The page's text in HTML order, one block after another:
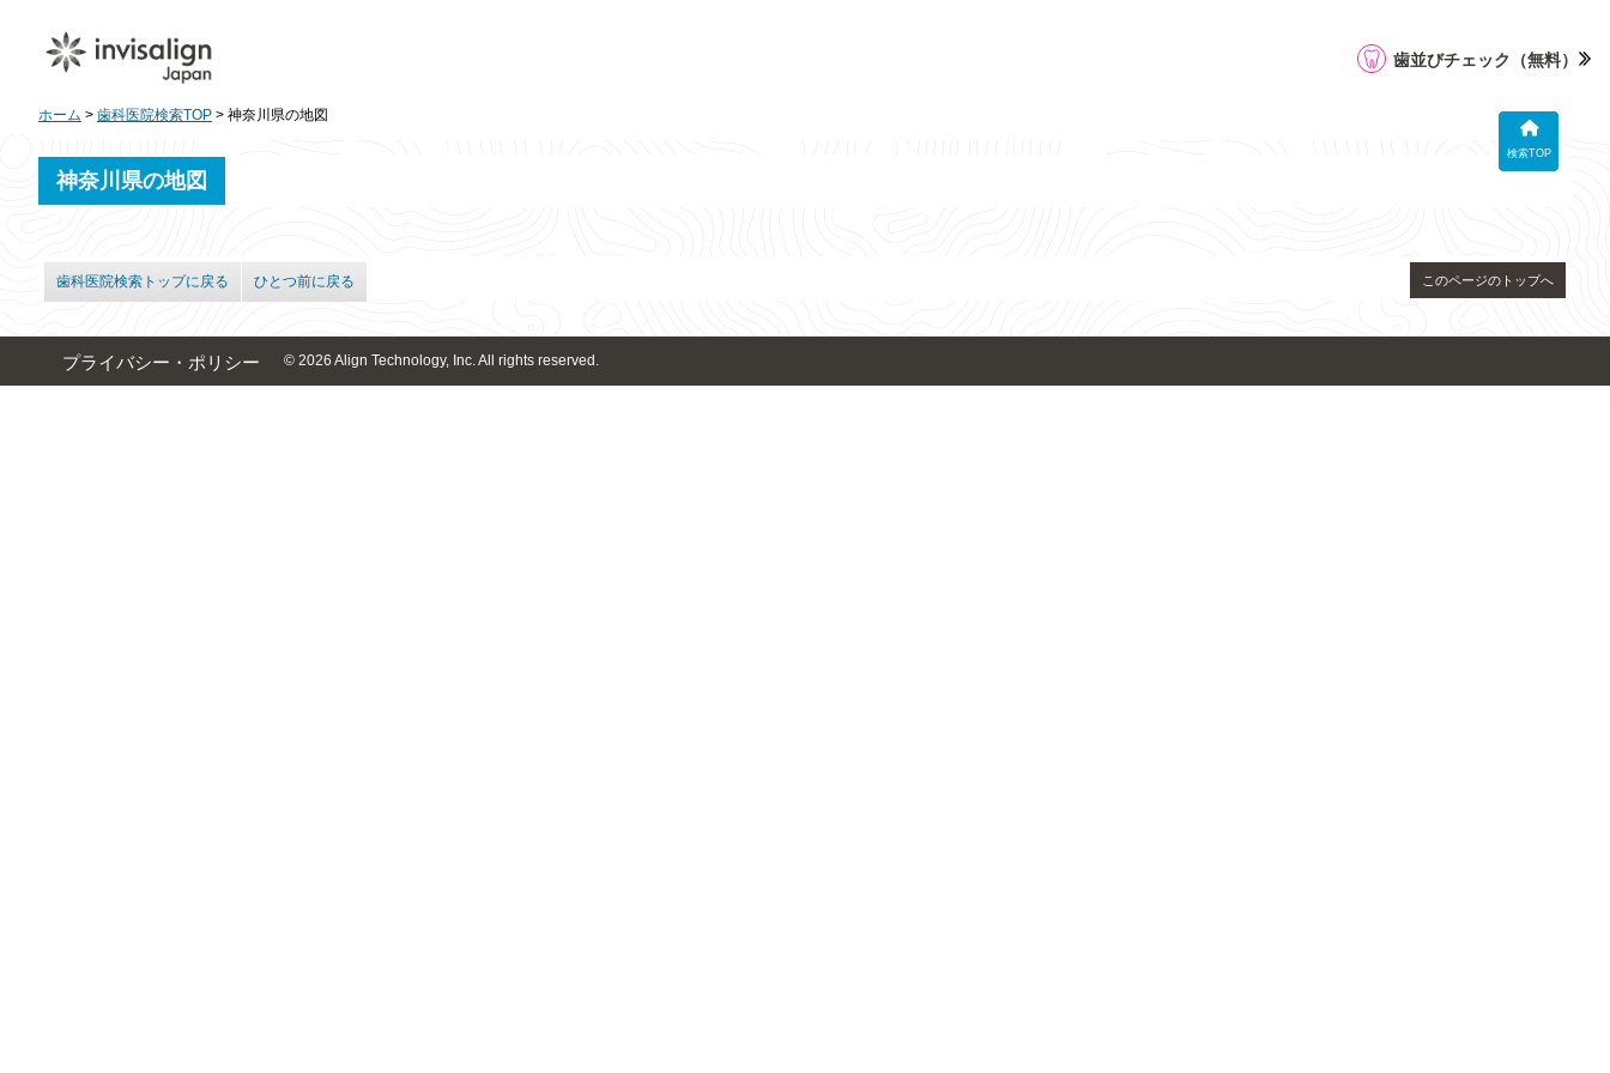
検索TOP
歯並びチェック （無料）
ホーム > 歯科医院検索TOP > 神奈川県の地図
神奈川県の地図
歯科医院検索トップに戻る ひとつ前に戻る このページのトップへ
プライバシー・ポリシー © 2026 Align Technology, Inc. All rights reserved.